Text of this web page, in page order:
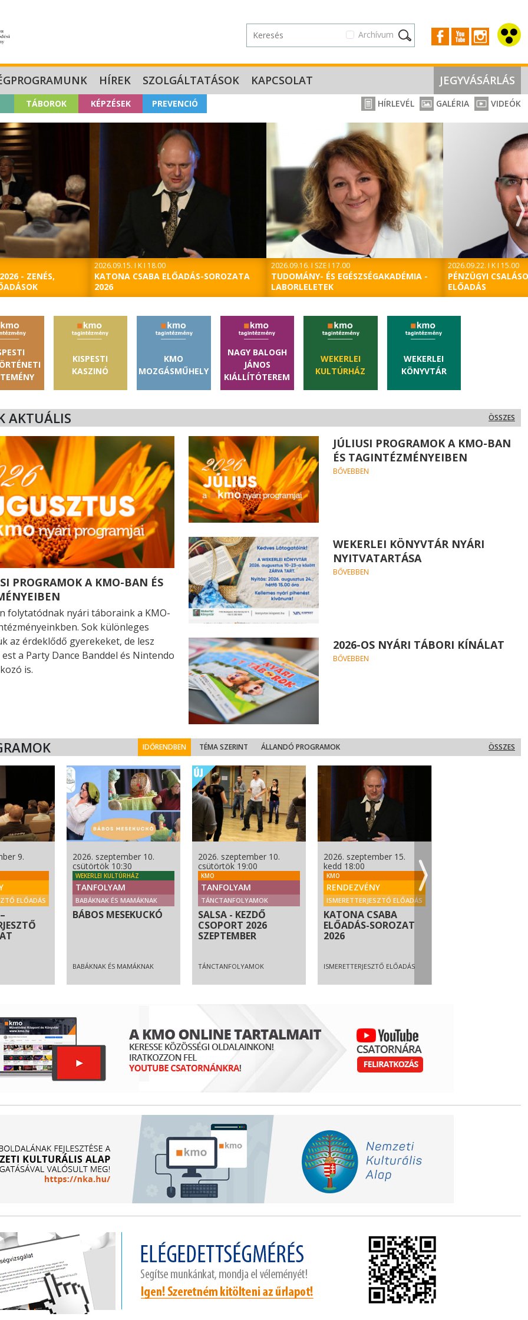
Archívum
HÍREK SZOLGÁLTATÁSOK KAPCSOLAT JEGYVÁSÁRLÁS
TÁBOROK KÉPZÉSEK PREVENCIÓ HÍRLEVÉL GALÉRIA VIDEÓK
- ZENÉS,
2026.09.15. I K I 18.00
KATONA CSABA ELŐADÁS-SOROZATA
2026
2026.09.16. I SZE I 17.00
TUDOMÁNY- ÉS EGÉSZSÉGAKADÉMIA -
LABORLELETEK
2026.09.22. I K I 15.00
PÉNZÜGYI
ELŐADÁS
KISPESTI
KASZINÓ
KMO
MOZGÁSMŰHELY
NAGY BALOGH
JÁNOS
KIÁLLÍTÓTEREM
WEKERLEI
KULTÚRHÁZ
WEKERLEI
KÖNYVTÁR
AKTUÁLIS ÖSSZES
PROGRAMOK A KMO-BAN ÉS
folytatódnak nyári táboraink a KMO-
Sok különleges
az érdeklődő gyerekeket, de lesz
a Party Dance Banddel és Nintendo
is.
JÚLIUSI PROGRAMOK A KMO-BAN
ÉS TAGINTÉZMÉNYEIBEN
BŐVEBBEN
WEKERLEI KÖNYVTÁR NYÁRI
NYITVATARTÁSA
BŐVEBBEN
2026-OS NYÁRI TÁBORI KÍNÁLAT
BŐVEBBEN
IDŐRENDBEN TÉMA SZERINT ÁLLANDÓ PROGRAMOK ÖSSZES
9.
ELŐADÁS
2026. szeptember 10.
csütörtök 10:30
WEKERLEI KULTÚRHÁZ
TANFOLYAM
BABÁKNAK ÉS MAMÁKNAK
BÁBOS MESEKUCKÓ
BABÁKNAK ÉS MAMÁKNAK
2026. szeptember 10.
csütörtök 19:00
KMO
TANFOLYAM
TÁNCTANFOLYAMOK
SALSA - KEZDŐ
CSOPORT 2026
SZEPTEMBER
TÁNCTANFOLYAMOK
2026. szeptember 15.
kedd 18:00
KMO
RENDEZVÉNY
ISMERETTERJESZTŐ ELŐADÁS
KATONA CSABA
ELŐADÁS-SOROZAT
2026
ISMERETTERJESZTŐ ELŐADÁS